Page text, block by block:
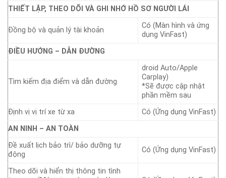
THIẾT LẬP, THEO DÕI VÀ GHI NHỚ HỒ SƠ NGƯỜI LÁI
Đồng bộ và quản lý tài khoản
Có (Màn hình và ứng
dụng VinFast)
ĐIỀU HƯỚNG – DẪN ĐƯỜNG
Tìm kiếm địa điểm và dẫn đường
droid Auto/Apple
Carplay)
*Sẽ được cập nhật
phần mềm sau
Định vị vị trí xe từ xa
Có (Ứng dụng VinFast)
AN NINH – AN TOÀN
Đề xuất lịch bảo trì/ bảo dưỡng tự
động
Có (Ứng dụng VinFast)
Theo dõi và hiển thị thông tin tình